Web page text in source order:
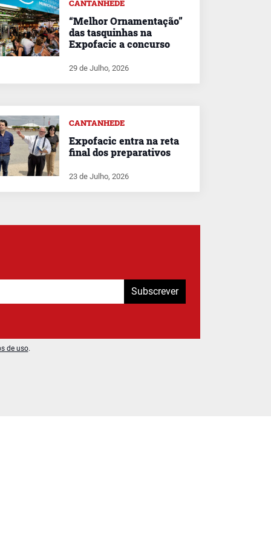
CANTANHEDE
“Melhor Ornamentação”
das tasquinhas na
Expofacic a concurso
29 de Julho, 2026
CANTANHEDE
Expofacic entra na reta
final dos preparativos
23 de Julho, 2026
Subscrever
de uso.